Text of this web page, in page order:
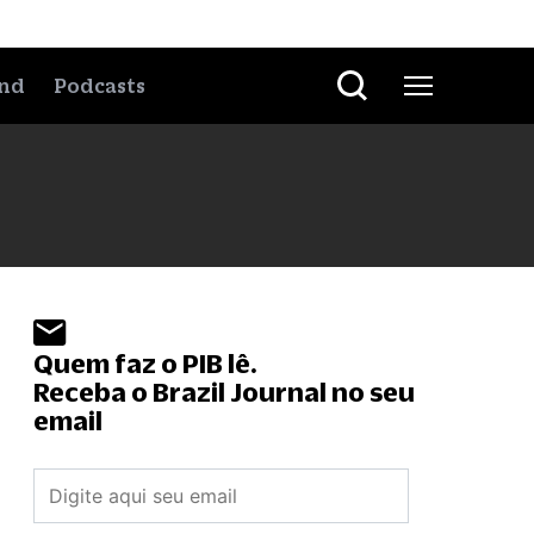
Podcasts
Quem faz o PIB lê.
Receba o Brazil Journal no seu
email